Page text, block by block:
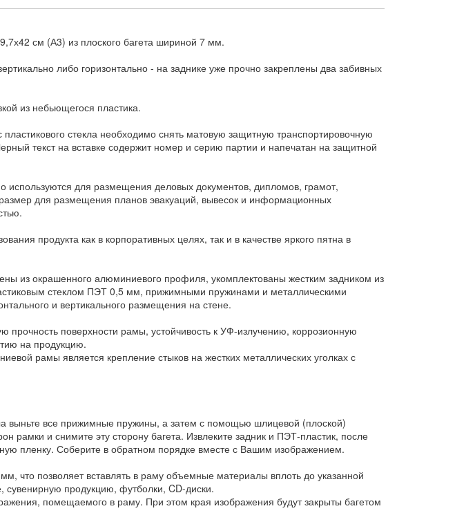
см (А3) из плоского багета шириной 7 мм.
либо горизонтально - на заднике уже прочно закреплены два забивных
из небьющегося пластика.
стекла необходимо снять матовую защитную транспортировочную
текст на вставке содержит номер и серию партии и напечатан на защитной
для размещения деловых документов, дипломов, грамот,
для размещения планов эвакуаций, вывесок и информационных
продукта как в корпоративных целях, так и в качестве яркого пятна в
из окрашенного алюминиевого профиля, укомплектованы жестким задником из
стеклом ПЭТ 0,5 мм, прижимными пружинами и металлическими
и вертикального размещения на стене.
поверхности рамы, устойчивость к УФ-излучению, коррозионную
на продукцию.
рамы является крепление стыков на жестких металлических уголках с
выньте все прижимные пружины, а затем с помощью шлицевой (плоской)
рамки и снимите эту сторону багета. Извлеките задник и ПЭТ-пластик, после
пленку. Соберите в обратном порядке вместе с Вашим изображением.
что позволяет вставлять в раму объемные материалы вплоть до указанной
продукцию, футболки, CD-диски.
помещаемого в раму. При этом края изображения будут закрыты багетом